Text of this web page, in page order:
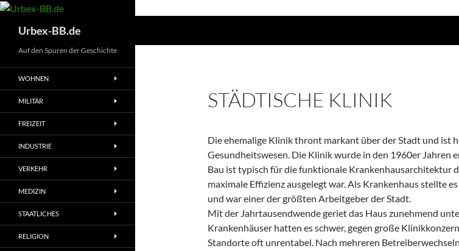
Urbex-BB.de
STÄDTISCHE KLINIK
Die ehemalige Klinik thront markant über der Stadt und ist
Gesundheitswesen. Die Klinik wurde in den 1960er
Bau ist typisch für die funktionale Krankenhausarchitektur
maximale Effizienz ausgelegt war. Als Krankenhaus stellte
und war einer der größten Arbeitgeber der Stadt.
Mit der Jahrtausendwende geriet das Haus zunehmend
Krankenhäuser hatten es schwer, gegen große
Standorte oft unrentabel. Nach mehreren
Auf den Spuren der Geschichte
WOHNEN
MILITÄR
FREIZEIT
INDUSTRIE
VERKEHR
MEDIZIN
STAATLICHES
RELIGION